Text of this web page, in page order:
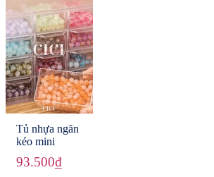
Tủ nhựa ngăn
kéo mini
93.500₫